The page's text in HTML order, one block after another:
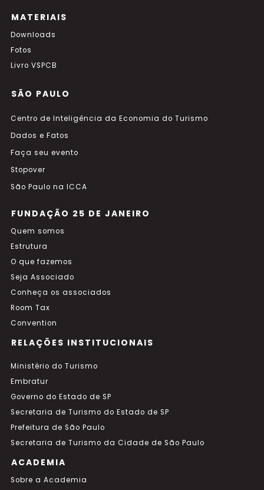
MATERIAIS
Downloads
Fotos
Livro VSPCB
SÃO PAULO
Centro de Inteligência da Economia do Turismo
Dados e Fatos
Faça seu evento
Stopover
São Paulo na ICCA
FUNDAÇÃO 25 DE JANEIRO
Quem somos
Estrutura
O que fazemos
Seja Associado
Conheça os associados
Room Tax
Convention
RELAÇÕES INSTITUCIONAIS
Ministério do Turismo
Embratur
Governo do Estado de SP
Secretaria de Turismo do Estado de SP
Prefeitura de São Paulo
Secretaria de Turismo da Cidade de São Paulo
ACADEMIA
Sobre a Academia